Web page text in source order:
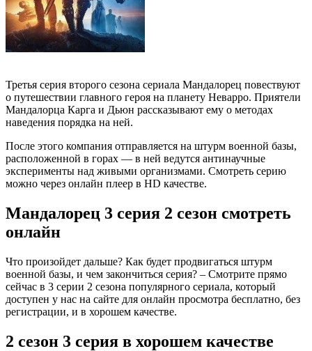
Третья серия второго сезона сериала Мандалорец повествуют
о путешествии главного героя на планету Неварро. Приятели
Мандалорца Карга и Дьюн рассказывают ему о методах
наведения порядка на ней.
После этого компания отправляется на штурм военной базы,
расположенной в горах — в ней ведутся антинаучные
эксперименты над живыми организмами. Смотреть серию
можно через онлайн плеер в HD качестве.
Мандалорец 3 серия 2 сезон смотреть
онлайн
Что произойдет дальше? Как будет продвигаться штурм
военной базы, и чем закончиться серия? – Смотрите прямо
сейчас в 3 серии 2 сезона популярного сериала, который
доступен у нас на сайте для онлайн просмотра бесплатно, без
регистрации, и в хорошем качестве.
2 сезон 3 серия в хорошем качестве